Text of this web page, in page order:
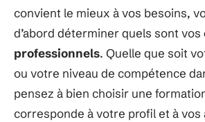
convient le mieux à vos besoins,
d’abord déterminer quels sont vos
professionnels. Quelle que soit
ou votre niveau de compétence
pensez à bien choisir une
corresponde à votre profil et à vos